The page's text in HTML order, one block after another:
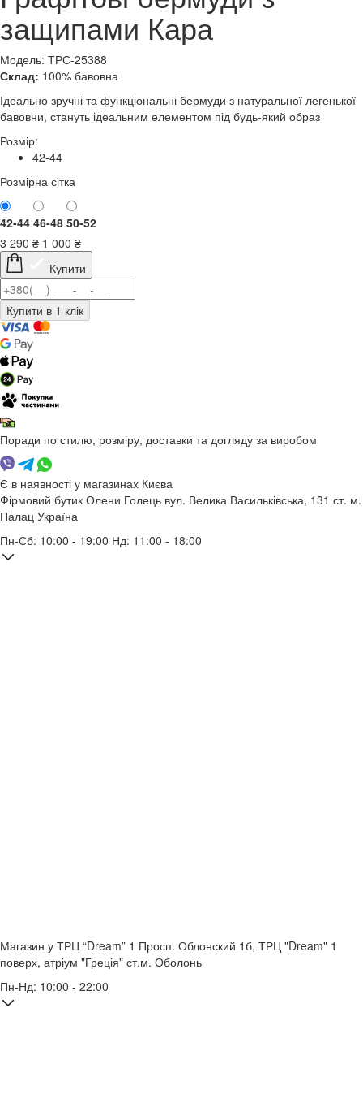
защипами Кара
Модель: ТРС-25388
Склад: 100% бавовна
Ідеально зручні та функціональні бермуди з натуральної легенької
бавовни, стануть ідеальним елементом під будь-який образ
Розмір:
42-44
Розмірна сітка
42-44 46-48 50-52
3 290 ₴ 1 000 ₴
Купити
Поради по стилю, розміру, доставки та догляду за виробом
Є в наявності у магазинах Києва
Фірмовий бутик Олени Голець вул. Велика Васильківська, 131 ст. м.
Палац Україна
Пн-Сб: 10:00 - 19:00 Нд: 11:00 - 18:00
Магазин у ТРЦ “Dream” 1 Просп. Облонский 1б, ТРЦ "Dream" 1
поверх, атріум "Греція" ст.м. Оболонь
Пн-Нд: 10:00 - 22:00